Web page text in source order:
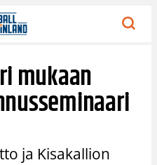
mukaan
ja Kisakallion